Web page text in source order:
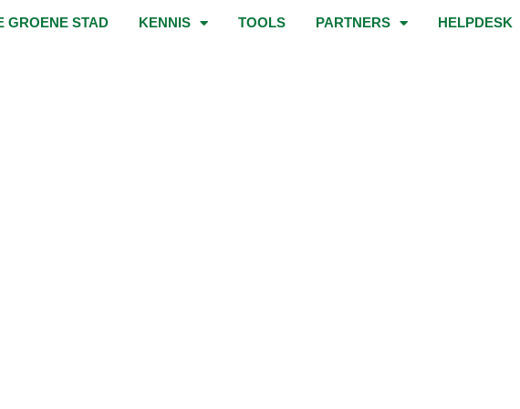
GROENE STAD KENNIS TOOLS PARTNERS HELPDESK